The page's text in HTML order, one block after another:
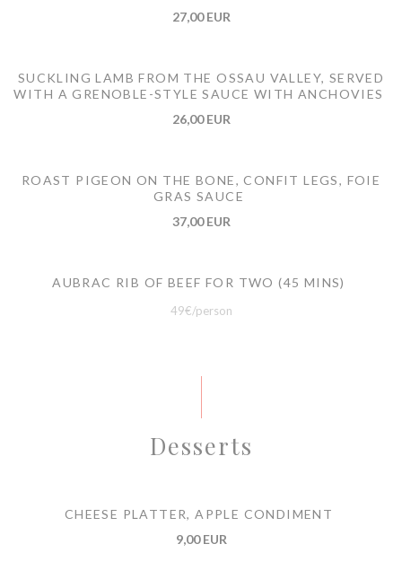
27,00 EUR
SUCKLING LAMB FROM THE OSSAU VALLEY, SERVED
WITH A GRENOBLE-STYLE SAUCE WITH ANCHOVIES
26,00 EUR
ROAST PIGEON ON THE BONE, CONFIT LEGS, FOIE
GRAS SAUCE
37,00 EUR
AUBRAC RIB OF BEEF FOR TWO (45 MINS)
49€/person
Desserts
CHEESE PLATTER, APPLE CONDIMENT
9,00 EUR